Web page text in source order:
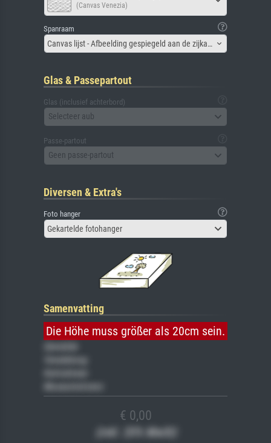
(Canvas Venezia)
Spanraam
Canvas lijst - Afbeelding gespiegeld aan de zijkant
Glas & Passepartout
Glas (inclusief achterbord)
Selecteer aub
Passe-partout
Geen passe-partout
Diversen & Extra's
Foto hanger
Gekartelde fotohanger
Samenvatting
Die Höhe muss größer als 20cm sein.
Veredelung
Museumslizenz
€ 0,00
(inkl. 20% MwSt)